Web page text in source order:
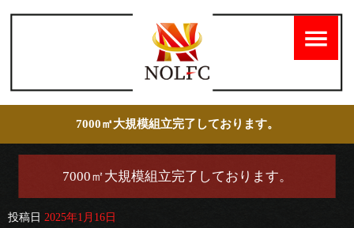
7000㎡大規模組立完了しております。
7000㎡大規模組立完了しております。
投稿日 2025年1月16日